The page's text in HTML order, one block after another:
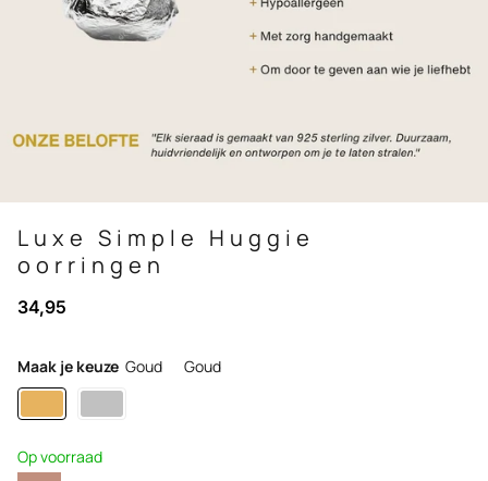
Luxe Simple Huggie
oorringen
34,95
Maak je keuze Goud Goud
Op voorraad